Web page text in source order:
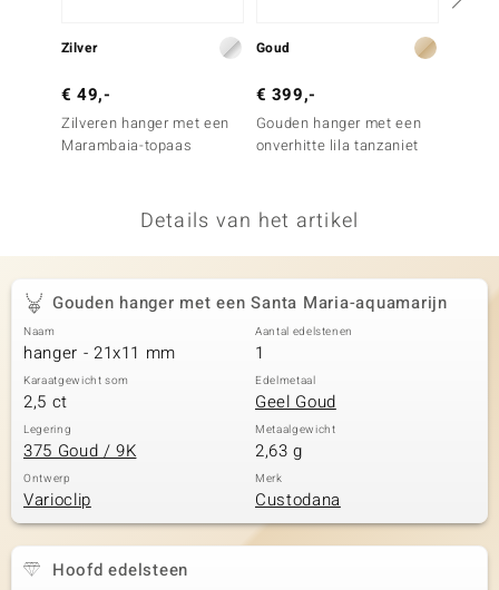
Zilver
€ 49,-
Zilveren hanger met een
Marambaia-topaas
Goud
€ 399,-
Gouden hanger met een
onverhitte lila tanzaniet
Details van het artikel
Gouden hanger met een Santa Maria-aquamarijn
Naam
hanger - 21x11 mm
Aantal edelstenen
1
Karaatgewicht som
2,5 ct
Edelmetaal
Geel Goud
Legering
375 Goud / 9K
Metaalgewicht
2,63 g
Ontwerp
Varioclip
Merk
Custodana
Hoofd edelsteen